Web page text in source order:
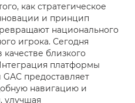
как стратегическое
и принцип
национального
игрока. Сегодня
близкого
платформы
предоставляет
навигацию и
улучшая